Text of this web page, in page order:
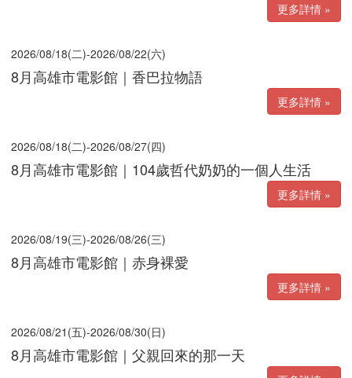
更多詳情 »
2026/08/18(二)-2026/08/22(六)
8月高雄市電影館｜香巴拉物語
更多詳情 »
2026/08/18(二)-2026/08/27(四)
8月高雄市電影館｜104歲哲代奶奶的一個人生活
更多詳情 »
2026/08/19(三)-2026/08/26(三)
8月高雄市電影館｜赤身裸愛
更多詳情 »
2026/08/21(五)-2026/08/30(日)
8月高雄市電影館｜父親回來的那一天